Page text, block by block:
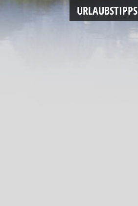
URLAUBSTIPPS